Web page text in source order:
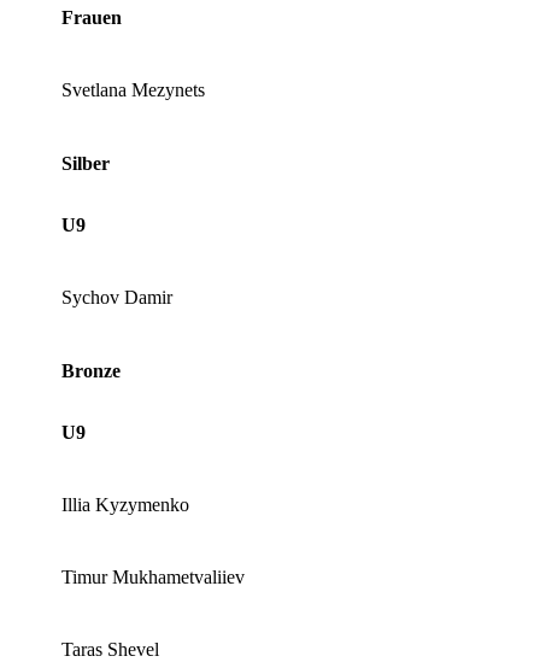
Frauen
Svetlana Mezynets
Silber
U9
Sychov Damir
Bronze
U9
Illia Kyzymenko
Timur Mukhametvaliiev
Taras Shevel